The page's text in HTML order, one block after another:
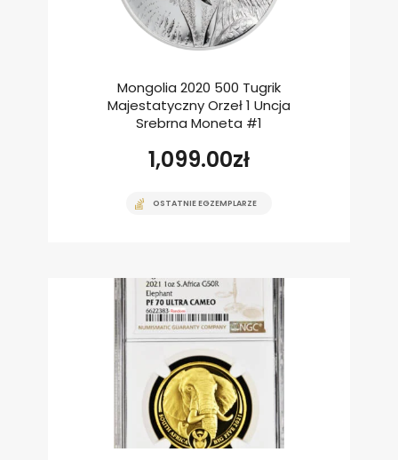
Mongolia 2020 500 Tugrik
Majestatyczny Orzeł 1 Uncja
Srebrna Moneta #1
1,099.00zł
OSTATNIE EGZEMPLARZE